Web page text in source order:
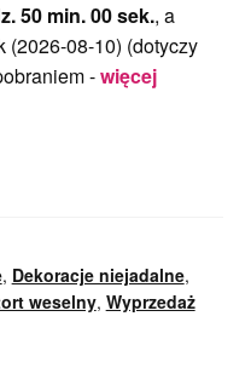
50 min. 00 sek., a
(2026-08-10) (dotyczy
-więcej
, Dekoracje niejadalne,
weselny, Wyprzedaż